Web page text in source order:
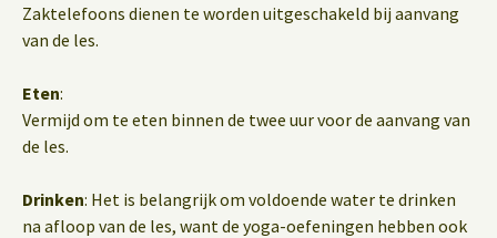
Zaktelefoons dienen te worden uitgeschakeld bij aanvang
van de les.
Eten:
Vermijd om te eten binnen de twee uur voor de aanvang van
de les.
Drinken: Het is belangrijk om voldoende water te drinken
na afloop van de les, want de yoga-oefeningen hebben ook